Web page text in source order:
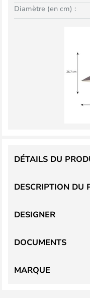
Diamètre (en cm) :
DESCRIPTION DU
DÉTAILS DU
DESIGNER
DOCUMENTS
MARQUE